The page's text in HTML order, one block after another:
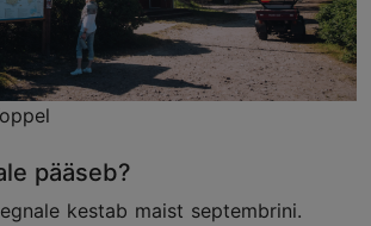
pääseb?
kestab maist septembrini.